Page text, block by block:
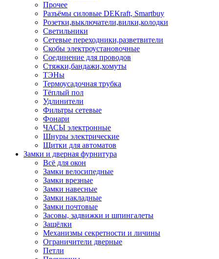
Прочее
Разъёмы силовые DEKraft, Smartbuy
Розетки,выключатели,вилки,колодки
Светильники
Сетевые переходники,разветвители
Скобы электроустановочные
Соединение для проводов
Стяжки,бандажи,хомуты
ТЭНы
Термоусадочная трубка
Тёплый пол
Удлинители
Фильтры сетевые
Фонари
ЧАСЫ электронные
Шнуры электрические
Щитки для автоматов
Замки и дверная фурнитура
Всё для окон
Замки велосипедные
Замки врезные
Замки навесные
Замки накладные
Замки почтовые
Засовы, задвижки и шпингалеты
Защёлки
Механизмы секретности и личины
Ограничители дверные
Петли